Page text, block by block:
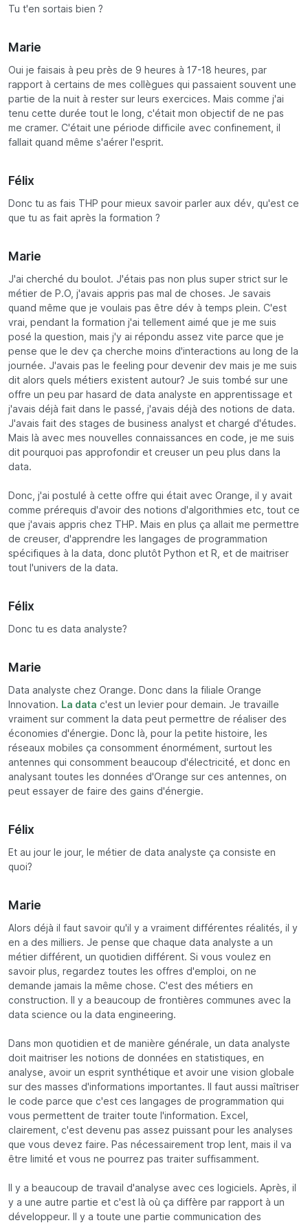
Tu t'en sortais bien ?
Marie
Oui je faisais à peu près de 9 heures à 17-18 heures, par
rapport à certains de mes collègues qui passaient souvent une
partie de la nuit à rester sur leurs exercices. Mais comme j'ai
tenu cette durée tout le long, c'était mon objectif de ne pas
me cramer. C'était une période difficile avec confinement, il
fallait quand même s'aérer l'esprit.
Félix
Donc tu as fais THP pour mieux savoir parler aux dév, qu'est ce
que tu as fait après la formation ?
Marie
J'ai cherché du boulot. J'étais pas non plus super strict sur le
métier de P.O, j'avais appris pas mal de choses. Je savais
quand même que je voulais pas être dév à temps plein. C'est
vrai, pendant la formation j'ai tellement aimé que je me suis
posé la question, mais j'y ai répondu assez vite parce que je
pense que le dev ça cherche moins d'interactions au long de la
journée. J'avais pas le feeling pour devenir dev mais je me suis
dit alors quels métiers existent autour? Je suis tombé sur une
offre un peu par hasard de data analyste en apprentissage et
j'avais déjà fait dans le passé, j'avais déjà des notions de data.
J'avais fait des stages de business analyst et chargé d'études.
Mais là avec mes nouvelles connaissances en code, je me suis
dit pourquoi pas approfondir et creuser un peu plus dans la
data.
Donc, j'ai postulé à cette offre qui était avec Orange, il y avait
comme prérequis d'avoir des notions d'algorithmies etc, tout ce
que j'avais appris chez THP. Mais en plus ça allait me permettre
de creuser, d'apprendre les langages de programmation
spécifiques à la data, donc plutôt Python et R, et de maitriser
tout l'univers de la data.
Félix
Donc tu es data analyste?
Marie
Data analyste chez Orange. Donc dans la filiale Orange
Innovation. La data c'est un levier pour demain. Je travaille
vraiment sur comment la data peut permettre de réaliser des
économies d'énergie. Donc là, pour la petite histoire, les
réseaux mobiles ça consomment énormément, surtout les
antennes qui consomment beaucoup d'électricité, et donc en
analysant toutes les données d'Orange sur ces antennes, on
peut essayer de faire des gains d'énergie.
Félix
Et au jour le jour, le métier de data analyste ça consiste en
quoi?
Marie
Alors déjà il faut savoir qu'il y a vraiment différentes réalités, il y
en a des milliers. Je pense que chaque data analyste a un
métier différent, un quotidien différent. Si vous voulez en
savoir plus, regardez toutes les offres d'emploi, on ne
demande jamais la même chose. C'est des métiers en
construction. Il y a beaucoup de frontières communes avec la
data science ou la data engineering.
Dans mon quotidien et de manière générale, un data analyste
doit maitriser les notions de données en statistiques, en
analyse, avoir un esprit synthétique et avoir une vision globale
sur des masses d'informations importantes. Il faut aussi maîtriser
le code parce que c'est ces langages de programmation qui
vous permettent de traiter toute l'information. Excel,
clairement, c'est devenu pas assez puissant pour les analyses
que vous devez faire. Pas nécessairement trop lent, mais il va
être limité et vous ne pourrez pas traiter suffisamment.
Il y a beaucoup de travail d'analyse avec ces logiciels. Après, il
y a une autre partie et c'est là où ça diffère par rapport à un
développeur. Il y a toute une partie communication des